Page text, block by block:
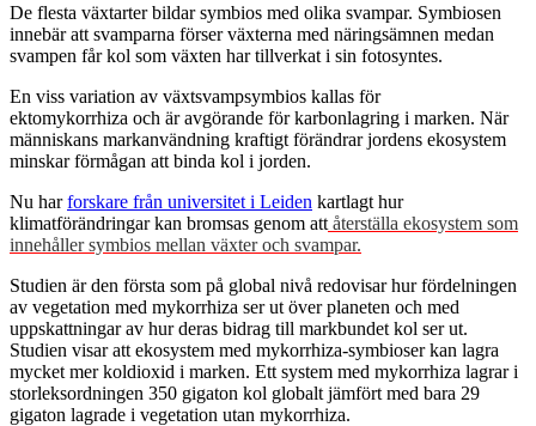
De flesta växtarter bildar symbios med olika svampar. Symbiosen
innebär att svamparna förser växterna med näringsämnen medan
svampen får kol som växten har tillverkat i sin fotosyntes.
En viss variation av växtsvampsymbios kallas för
ektomykorrhiza och är avgörande för karbonlagring i marken. När
människans markanvändning kraftigt förändrar jordens ekosystem
minskar förmågan att binda kol i jorden.
Nu harforskare från universitet i Leiden kartlagt hur
klimatförändringar kan bromsas genom att återställa ekosystem som
innehåller symbios mellan växter och svampar.
Studien är den första som på global nivå redovisar hur fördelningen
av vegetation med mykorrhiza ser ut över planeten och med
uppskattningar av hur deras bidrag till markbundet kol ser ut.
Studien visar att ekosystem med mykorrhiza-symbioser kan lagra
mycket mer koldioxid i marken. Ett system med mykorrhiza lagrar i
storleksordningen 350 gigaton kol globalt jämfört med bara 29
gigaton lagrade i vegetation utan mykorrhiza.